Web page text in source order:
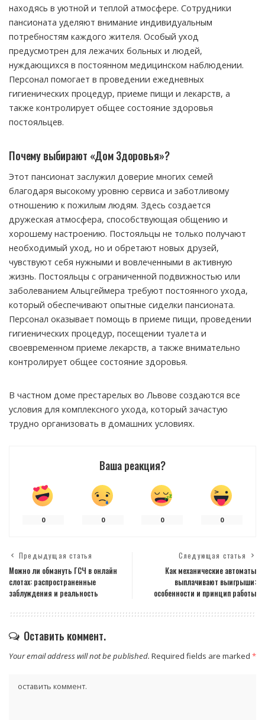
находясь в уютной и теплой атмосфере. Сотрудники
пансионата уделяют внимание индивидуальным
потребностям каждого жителя. Особый уход
предусмотрен для лежачих больных и людей,
нуждающихся в постоянном медицинском наблюдении.
Персонал помогает в проведении ежедневных
гигиенических процедур, приеме пищи и лекарств, а
также контролирует общее состояние здоровья
постояльцев.
Почему выбирают «Дом Здоровья»?
Этот пансионат заслужил доверие многих семей
благодаря высокому уровню сервиса и заботливому
отношению к пожилым людям. Здесь создается
дружеская атмосфера, способствующая общению и
хорошему настроению. Постояльцы не только получают
необходимый уход, но и обретают новых друзей,
чувствуют себя нужными и вовлеченными в активную
жизнь. Постояльцы с ограниченной подвижностью или
заболеванием Альцгеймера требуют постоянного ухода,
который обеспечивают опытные сиделки пансионата.
Персонал оказывает помощь в приеме пищи, проведении
гигиенических процедур, посещении туалета и
своевременном приеме лекарств, а также внимательно
контролирует общее состояние здоровья.
В частном доме престарелых во Львове создаются все
условия для комплексного ухода, который зачастую
трудно организовать в домашних условиях.
Ваша реакция?
0 0 0 0
Предыдущая статья
Можно ли обмануть ГСЧ в онлайн
слотах: распространенные
заблуждения и реальность
Следующая статья
Как механические автоматы
выплачивают выигрыши:
особенности и принцип работы
Оставить коммент.
Your email address will not be published. Required fields are marked *